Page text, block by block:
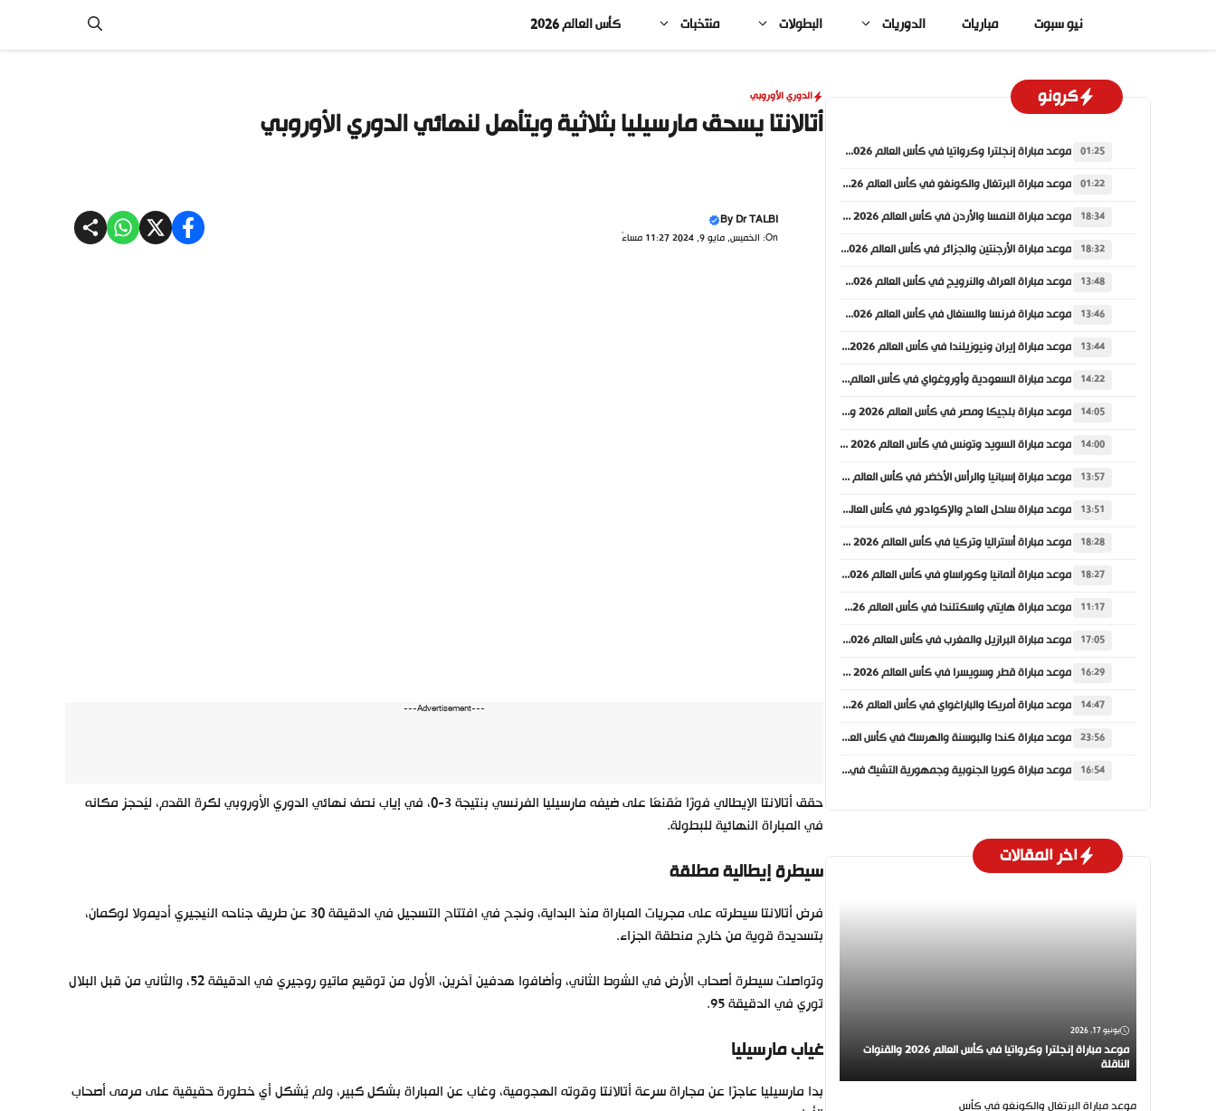
المحتوى
نيو سبوت مباريات الدوريات البطولات منتخبات كأس العالم 2026
الدوري الأوروبي
أتالانتا يسحق مارسيليا بثلاثية ويتأهل لنهائي الدوري الأوروبي
ByDr TALBI
On: الخميس, مايو 9, 2024 11:27 مساءً
---Advertisement---
حقق أتالانتا الإيطالي فوزًا مُقنعًا على ضيفه مارسيليا الفرنسي بنتيجة 3-0، في إياب نصف نهائي الدوري الأوروبي لكرة القدم، ليُحجز مكانه
في المباراة النهائية للبطولة.
سيطرة إيطالية مطلقة
فرض أتالانتا سيطرته على مجريات المباراة منذ البداية، ونجح في افتتاح التسجيل في الدقيقة 30 عن طريق جناحه النيجيري أديمولا لوكمان،
بتسديدة قوية من خارج منطقة الجزاء.
وتواصلت سيطرة أصحاب الأرض في الشوط الثاني، وأضافوا هدفين آخرين، الأول من توقيع ماتيو روجيري في الدقيقة 52، والثاني من قبل البلال
توري في الدقيقة 95.
غياب مارسيليا
بدا مارسيليا عاجزًا عن مجاراة سرعة أتالانتا وقوته الهجومية، وغاب عن المباراة بشكلٍ كبير، ولم يُشكل أي خطورة حقيقية على مرمى أصحاب
كرونو
01:25 موعد مباراة إنجلترا وكرواتيا في كأس العالم 2026 والقنوات الناقلة
01:22 موعد مباراة البرتغال والكونغو في كأس العالم 2026 والقنوات الناقلة
18:34 موعد مباراة النمسا والأردن في كأس العالم 2026 والقنوات الناقلة
18:32 موعد مباراة الأرجنتين والجزائر في كأس العالم 2026 والقنوات الناقلة
13:48 موعد مباراة العراق والنرويج في كأس العالم 2026 والقنوات الناقلة
13:46 موعد مباراة فرنسا والسنغال في كأس العالم 2026 والقنوات الناقلة
13:44 موعد مباراة إيران ونيوزيلندا في كأس العالم 2026 والقنوات الناقلة
14:22 موعد مباراة السعودية وأوروغواي في كأس العالم 2026 والقنوات الناقلة
14:05 موعد مباراة بلجيكا ومصر في كأس العالم 2026 والقنوات الناقلة
14:00 موعد مباراة السويد وتونس في كأس العالم 2026 والقنوات الناقلة
13:57 موعد مباراة إسبانيا والرأس الأخضر في كأس العالم 2026 والقنوات الناقلة
13:51 موعد مباراة ساحل العاج والإكوادور في كأس العالم 2026 والقنوات الناقلة
18:28 موعد مباراة أستراليا وتركيا في كأس العالم 2026 والقنوات الناقلة
18:27 موعد مباراة ألمانيا وكوراساو في كأس العالم 2026 والقنوات الناقلة
11:17 موعد مباراة هايتي واسكتلندا في كأس العالم 2026 والقنوات الناقلة
17:05 موعد مباراة البرازيل والمغرب في كأس العالم 2026 والقنوات الناقلة
16:29 موعد مباراة قطر وسويسرا في كأس العالم 2026 والقنوات الناقلة
14:47 موعد مباراة أمريكا والباراغواي في كأس العالم 2026 والقنوات الناقلة
23:56 موعد مباراة كندا والبوسنة والهرسك في كأس العالم 2026 والقنوات الناقلة
16:54 موعد مباراة كوريا الجنوبية وجمهورية التشيك في كأس العالم 2026 والقنوات الناقلة
اخر المقالات
يونيو 17, 2026
موعد مباراة إنجلترا وكرواتيا في كأس العالم 2026 والقنوات
الناقلة
موعد مباراة البرتغال والكونغو في كأس